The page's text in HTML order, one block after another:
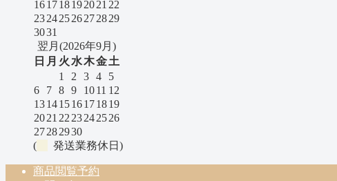
161718192021 22
23242526272829
3031
翌月(2026年9月)
日 月 火 水木金土
1
2 3 4
5
6
7 8 9 1011 12
13141516171819
2021 22 23242526
27282930
(
発送業務休日)
商品閲覧予約